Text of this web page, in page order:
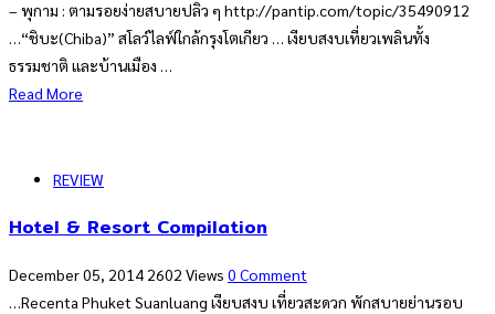
– พุกาม : ตามรอยง่ายสบายปลิว ๆ http://pantip.com/topic/35490912
…“ชิบะ(Chiba)” สโลว์ไลฟ์ใกล้กรุงโตเกียว … เงียบสงบเที่ยวเพลินทั้ง
ธรรมชาติ และบ้านเมือง …
Read More
REVIEW
Hotel & Resort Compilation
December 05, 2014 2602 Views 0 Comment
…Recenta Phuket Suanluang เงียบสงบ เที่ยวสะดวก พักสบายย่านรอบ